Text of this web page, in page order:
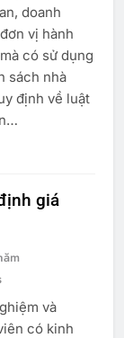
doanh
vị hành
có sử dụng
sách nhà
định về luật
giá
và
có kinh